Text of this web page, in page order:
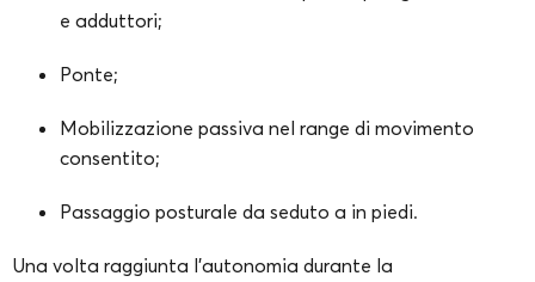
e adduttori;
Ponte;
Mobilizzazione passiva nel range di movimento
consentito;
Passaggio posturale da seduto a in piedi.
Una volta raggiunta l’autonomia durante la